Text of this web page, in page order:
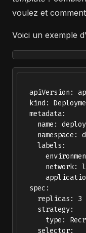
voulez et
Voici un exemple
apiVersion:
kind:
  metadata:
name:
namespace:
    labels:
network:
  spec:
    replicas: 3
    strategy:
type:
    selector: